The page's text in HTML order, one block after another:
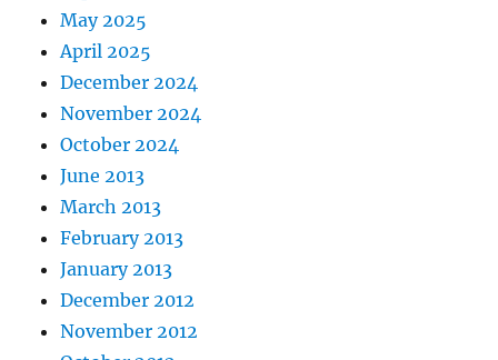
May 2025
April 2025
December 2024
November 2024
October 2024
June 2013
March 2013
February 2013
January 2013
December 2012
November 2012